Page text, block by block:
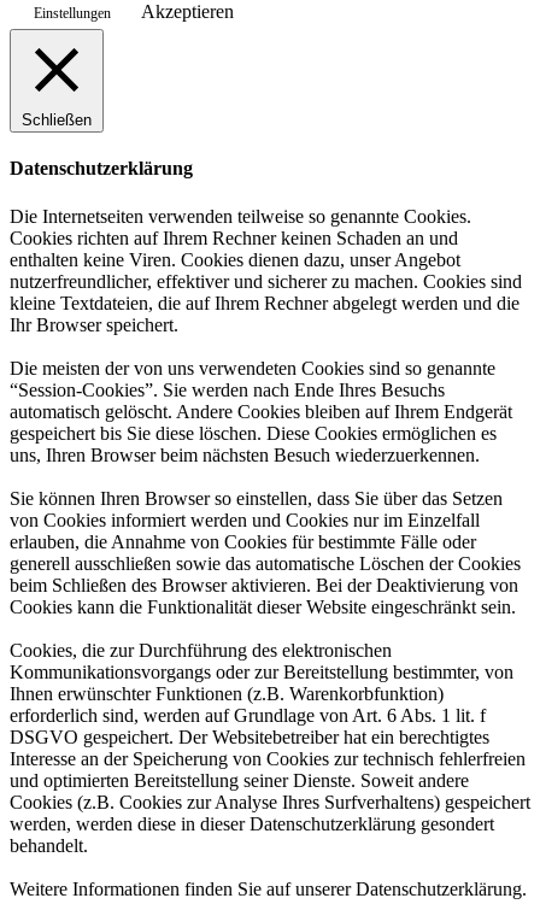
Einstellungen Akzeptieren
Schließen
Datenschutzerklärung
Die Internetseiten verwenden teilweise so genannte Cookies.
Cookies richten auf Ihrem Rechner keinen Schaden an und
enthalten keine Viren. Cookies dienen dazu, unser Angebot
nutzerfreundlicher, effektiver und sicherer zu machen. Cookies sind
kleine Textdateien, die auf Ihrem Rechner abgelegt werden und die
Ihr Browser speichert.
Die meisten der von uns verwendeten Cookies sind so genannte
“Session-Cookies”. Sie werden nach Ende Ihres Besuchs
automatisch gelöscht. Andere Cookies bleiben auf Ihrem Endgerät
gespeichert bis Sie diese löschen. Diese Cookies ermöglichen es
uns, Ihren Browser beim nächsten Besuch wiederzuerkennen.
Sie können Ihren Browser so einstellen, dass Sie über das Setzen
von Cookies informiert werden und Cookies nur im Einzelfall
erlauben, die Annahme von Cookies für bestimmte Fälle oder
generell ausschließen sowie das automatische Löschen der Cookies
beim Schließen des Browser aktivieren. Bei der Deaktivierung von
Cookies kann die Funktionalität dieser Website eingeschränkt sein.
Cookies, die zur Durchführung des elektronischen
Kommunikationsvorgangs oder zur Bereitstellung bestimmter, von
Ihnen erwünschter Funktionen (z.B. Warenkorbfunktion)
erforderlich sind, werden auf Grundlage von Art. 6 Abs. 1 lit. f
DSGVO gespeichert. Der Websitebetreiber hat ein berechtigtes
Interesse an der Speicherung von Cookies zur technisch fehlerfreien
und optimierten Bereitstellung seiner Dienste. Soweit andere
Cookies (z.B. Cookies zur Analyse Ihres Surfverhaltens) gespeichert
werden, werden diese in dieser Datenschutzerklärung gesondert
behandelt.
Weitere Informationen finden Sie auf unserer Datenschutzerklärung.